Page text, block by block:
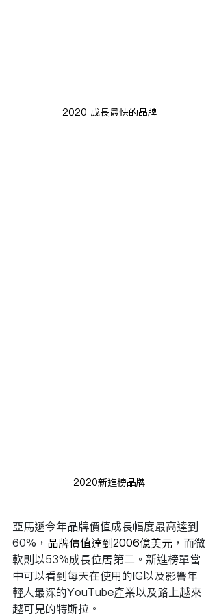
2020 成長最快的品牌
2020新進榜品牌
亞馬遜今年品牌價值成長幅度最高達到
60%， 品牌價值達到2006億美元 ，而微
軟則以53%成長位居第二。新進榜單當
中可以看到每天在使用的IG以及影響年
輕人最深的YouTube產業以及路上越來
越可見的特斯拉。